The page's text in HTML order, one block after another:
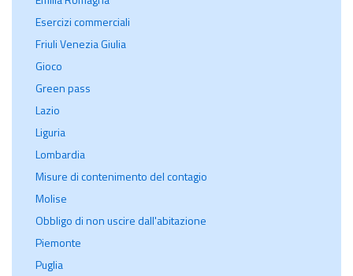
Esercizi commerciali
Friuli Venezia Giulia
Gioco
Green pass
Lazio
Liguria
Lombardia
Misure di contenimento del contagio
Molise
Obbligo di non uscire dall'abitazione
Piemonte
Puglia